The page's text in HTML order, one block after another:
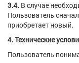
3.4. В случае
Пользователь
приобретает новый.
4. Технические
Пользователь